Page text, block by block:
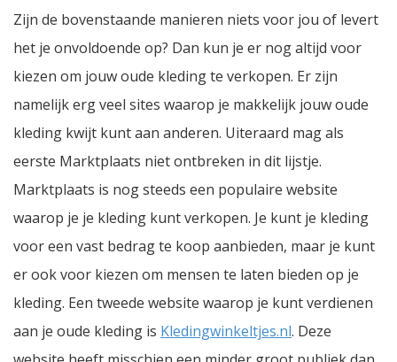
Zijn de bovenstaande manieren niets voor jou of levert
het je onvoldoende op? Dan kun je er nog altijd voor
kiezen om jouw oude kleding te verkopen. Er zijn
namelijk erg veel sites waarop je makkelijk jouw oude
kleding kwijt kunt aan anderen. Uiteraard mag als
eerste Marktplaats niet ontbreken in dit lijstje.
Marktplaats is nog steeds een populaire website
waarop je je kleding kunt verkopen. Je kunt je kleding
voor een vast bedrag te koop aanbieden, maar je kunt
er ook voor kiezen om mensen te laten bieden op je
kleding. Een tweede website waarop je kunt verdienen
aan je oude kleding is Kledingwinkeltjes.nl. Deze